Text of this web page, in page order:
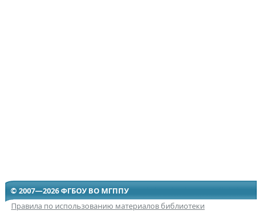
© 2007—2026 ФГБОУ ВО МГППУ
Правила по использованию материалов библиотеки